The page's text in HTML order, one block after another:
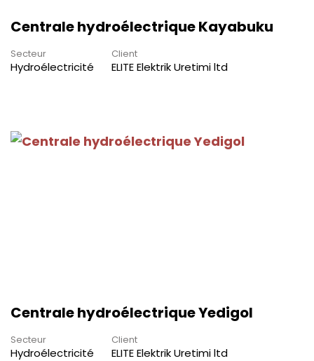
Centrale hydroélectrique Kayabuku
Secteur
Hydroélectricité
Client
ELITE Elektrik Uretimi ltd
Centrale hydroélectrique Yedigol
Secteur
Hydroélectricité
Client
ELITE Elektrik Uretimi ltd